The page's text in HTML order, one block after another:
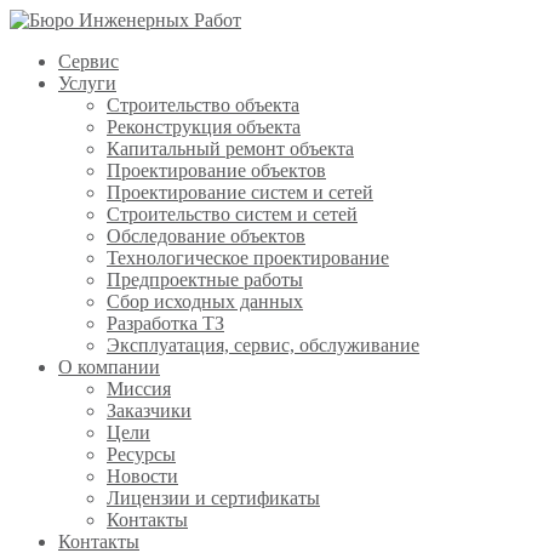
Сервис
Услуги
Строительство объекта
Реконструкция объекта
Капитальный ремонт объекта
Проектирование объектов
Проектирование систем и сетей
Строительство систем и сетей
Обследование объектов
Технологическое проектирование
Предпроектные работы
Сбор исходных данных
Разработка ТЗ
Эксплуатация, сервис, обслуживание
О компании
Миссия
Заказчики
Цели
Ресурсы
Новости
Лицензии и сертификаты
Контакты
Контакты